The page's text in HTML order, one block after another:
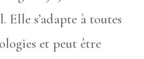
Elle s’adapte à toutes
et peut être